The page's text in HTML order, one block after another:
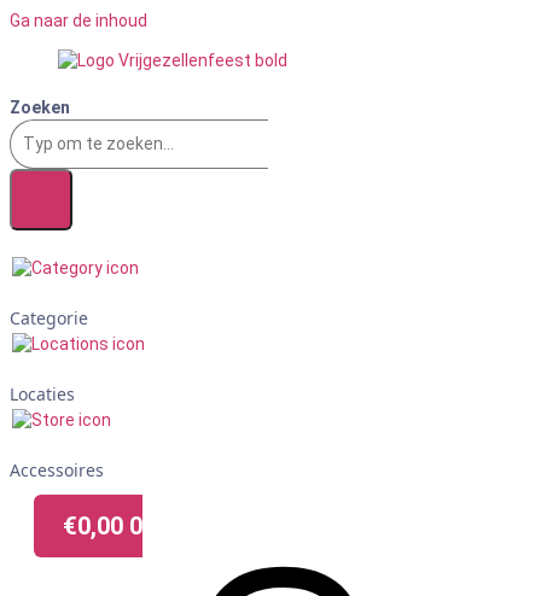
Ga naar de inhoud
Zoeken
Categorie
Locaties
Accessoires
€0,00 0